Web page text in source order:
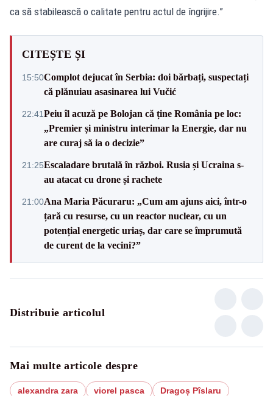
ca să stabilească o calitate pentru actul de îngrijire.”
CITEȘTE ȘI
15:50Complot dejucat în Serbia: doi bărbați, suspectați
că plănuiau asasinarea lui Vučić
22:41Peiu îl acuză pe Bolojan că ține România pe loc:
„Premier și ministru interimar la Energie, dar nu
are curaj să ia o decizie”
21:25Escaladare brutală în război. Rusia și Ucraina s-
au atacat cu drone și rachete
21:00Ana Maria Păcuraru: „Cum am ajuns aici, într-o
țară cu resurse, cu un reactor nuclear, cu un
potențial energetic uriaș, dar care se împrumută
de curent de la vecini?”
Distribuie articolul
Mai multe articole despre
alexandra zara viorel pasca Dragoș Pîslaru